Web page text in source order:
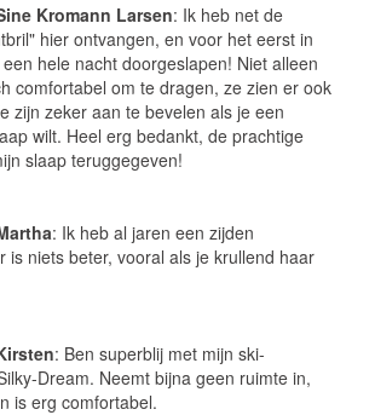
Kromann Larsen: Ik heb net de
hier ontvangen, en voor het eerst in
hele nacht doorgeslapen! Niet alleen
comfortabel om te dragen, ze zien er ook
zijn zeker aan te bevelen als je een
wilt. Heel erg bedankt, de prachtige
slaap teruggegeven!
: Ik heb al jaren een zijden
is niets beter, vooral als je krullend haar
: Ben superblij met mijn ski-
Dream. Neemt bijna geen ruimte in,
is erg comfortabel.